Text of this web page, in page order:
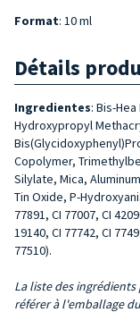
Format: 10 ml
Détails
Ingredientes: Bis-
Hydroxypropyl
Copolymer,
Silylate, Mica,
Tin Oxide, P-
77891, CI 77007, CI
19140, CI 77742, CI
77510).
La liste des
référer à l'emballage